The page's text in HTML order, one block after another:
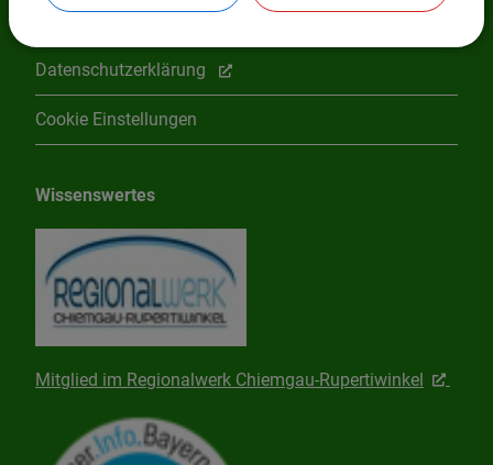
Datenschutzerklärung
Cookie Einstellungen
Wissenswertes
Mitglied im Regionalwerk Chiemgau-Rupertiwinkel